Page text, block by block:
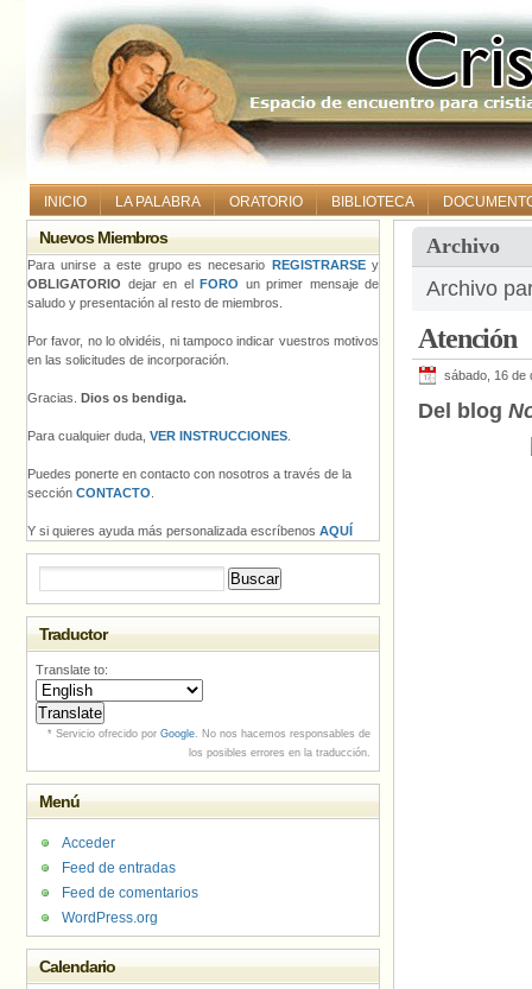
INICIO LA PALABRA ORATORIO BIBLIOTECA
Archivo
Archivo
Atención
sábado, 16 de
Del blog
Nuevos Miembros
Para unirse a este grupo es necesario REGISTRARSEy
OBLIGATORIO dejar en el FORO un primer mensaje de
saludo y presentación al resto de miembros.
Por favor, no lo olvidéis, ni tampoco indicar vuestros motivos
en las solicitudes de incorporación.
Gracias. Dios os bendiga.
Para cualquier duda, VER INSTRUCCIONES
Puedes ponerte en contacto con nosotros a través de la
sección CONTACTO
Y si quieres ayuda más personalizada escríbenos AQUÍ
Traductor
Translate to:
* Servicio ofrecido por Google. No nos hacemos responsables de
los posibles errores en la traducción.
Menú
Acceder
Feed de entradas
Feed de comentarios
WordPress.org
Calendario